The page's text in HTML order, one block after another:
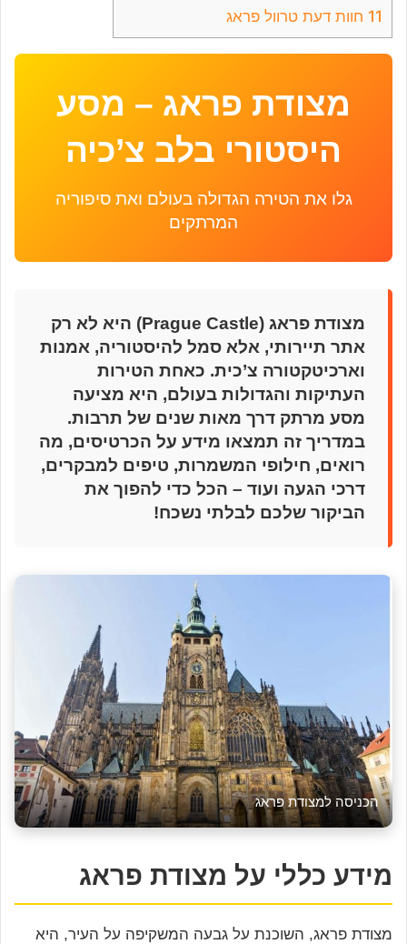
11 חוות דעת טרוול פראג
מצודת פראג – מסע
היסטורי בלב צ’כיה
גלו את הטירה הגדולה בעולם ואת סיפוריה
המרתקים
מצודת פראג (Prague Castle) היא לא רק
אתר תיירותי, אלא סמל להיסטוריה, אמנות
וארכיטקטורה צ’כית. כאחת הטירות
העתיקות והגדולות בעולם, היא מציעה
מסע מרתק דרך מאות שנים של תרבות.
במדריך זה תמצאו מידע על הכרטיסים, מה
רואים, חילופי המשמרות, טיפים למבקרים,
דרכי הגעה ועוד – הכל כדי להפוך את
הביקור שלכם לבלתי נשכח!
הכניסה למצודת פראג
מידע כללי על מצודת פראג
מצודת פראג, השוכנת על גבעה המשקיפה על העיר, היא